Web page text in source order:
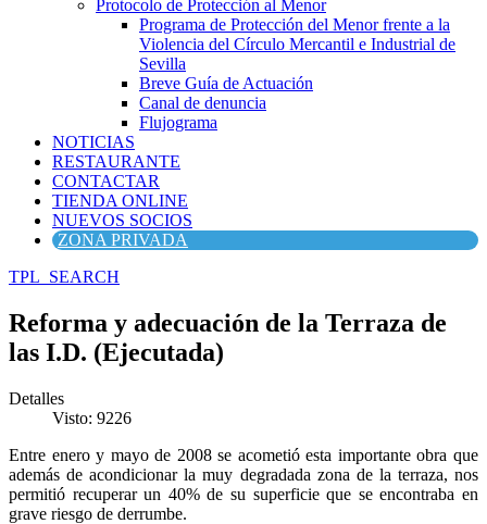
Protocolo de Protección al Menor
Programa de Protección del Menor frente a la
Violencia del Círculo Mercantil e Industrial de
Sevilla
Breve Guía de Actuación
Canal de denuncia
Flujograma
NOTICIAS
RESTAURANTE
CONTACTAR
TIENDA ONLINE
NUEVOS SOCIOS
ZONA PRIVADA
TPL_SEARCH
Reforma y adecuación de la Terraza de
las I.D. (Ejecutada)
Detalles
Visto: 9226
Entre enero y mayo de 2008 se acometió esta importante obra que
además de acondicionar la muy degradada zona de la terraza, nos
permitió recuperar un 40% de su superficie que se encontraba en
grave riesgo de derrumbe.